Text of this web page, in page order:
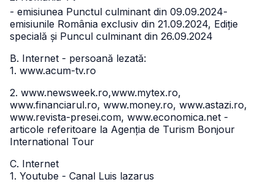
- emisiunea Punctul culminant din 09.09.2024-
emisiunile România exclusiv din 21.09.2024, Ediție
specială și Puncul culminant din 26.09.2024
B. Internet - persoană lezată:
1. www.acum-tv.ro
2. www.newsweek.ro,www.mytex.ro,
www.financiarul.ro, www.money.ro, www.astazi.ro,
www.revista-presei.com, www.economica.net -
articole referitoare la Agenția de Turism Bonjour
International Tour
C. Internet
1. Youtube - Canal Luis lazarus